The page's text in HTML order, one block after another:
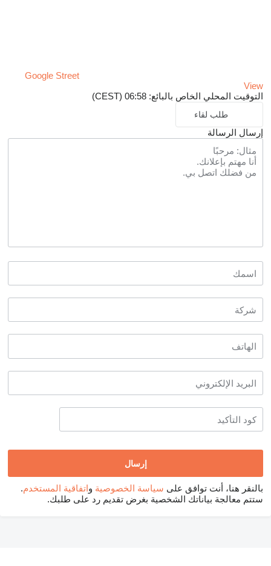
Google Street
View
التوقيت المحلي الخاص بالبائع: 06:58 (CEST)
طلب لقاء
إرسال الرسالة
بالنقر هنا، أنت توافق على سياسة الخصوصية واتفاقية المستخدم.
ستتم معالجة بياناتك الشخصية بغرض تقديم رد على طلبك.